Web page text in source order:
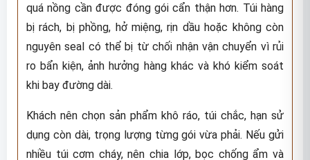
quá nồng cần được đóng gói cẩn thận hơn. Túi hàng
bị rách, bị phồng, hở miệng, rịn dầu hoặc không còn
nguyên seal có thể bị từ chối nhận vận chuyển vì rủi
ro bẩn kiện, ảnh hưởng hàng khác và khó kiểm soát
khi bay đường dài.
Khách nên chọn sản phẩm khô ráo, túi chắc, hạn sử
dụng còn dài, trọng lượng từng gói vừa phải. Nếu gửi
nhiều túi cơm cháy, nên chia lớp, bọc chống ẩm và